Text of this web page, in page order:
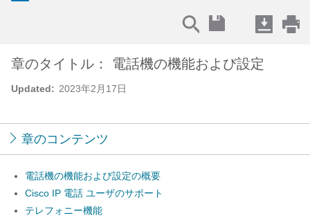
Updated: 2023年2月17日
章のタイトル： 電話機の機能および設定
章のコンテンツ
電話機の機能および設定の概要
Cisco IP 電話 ユーザのサポート
テレフォニー機能